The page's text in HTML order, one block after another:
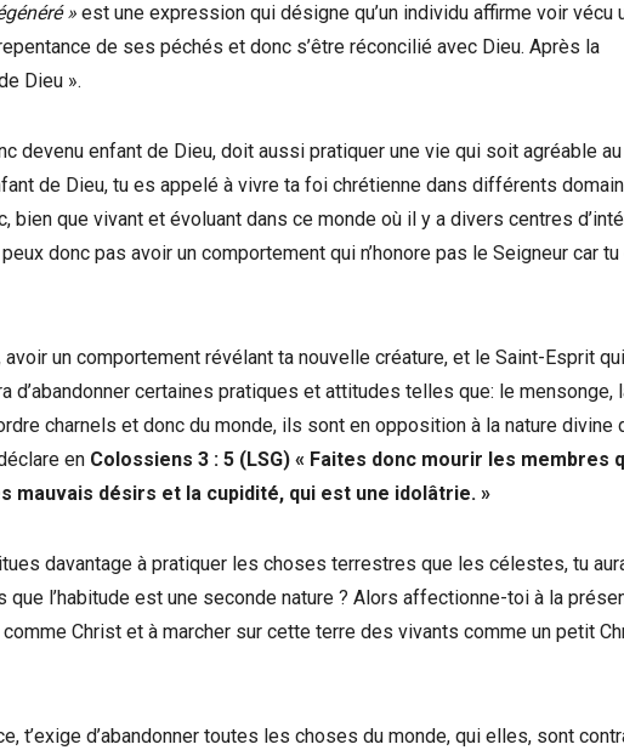
» est une expression qui désigne qu’un individu affirme voir vécu
de ses péchés et donc s’être réconcilié avec Dieu. Après la
Dieu ».
devenu enfant de Dieu, doit aussi pratiquer une vie qui soit agréable au
de Dieu, tu es appelé à vivre ta foi chrétienne dans différents
que vivant et évoluant dans ce monde où il y a divers centres
donc pas avoir un comportement qui n’honore pas le Seigneur car tu
un comportement révélant ta nouvelle créature, et le Saint-Esprit
d’abandonner certaines pratiques et attitudes telles que: le mensonge,
charnels et donc du monde, ils sont en opposition à la nature divine
en Colossiens 3 : 5 (LSG) « Faites donc mourir les membres
mauvais désirs et la cupidité, qui est une idolâtrie. »
davantage à pratiquer les choses terrestres que les célestes, tu
que l’habitude est une seconde nature ? Alors affectionne-toi à la
Christ et à marcher sur cette terre des vivants comme un petit
t’exige d’abandonner toutes les choses du monde, qui elles, sont